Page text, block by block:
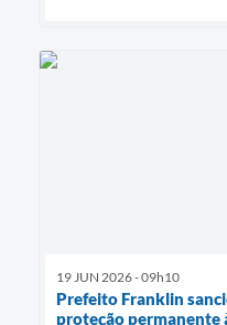
19 JUN 2026 - 09h10
Prefeito Franklin
proteção permanente